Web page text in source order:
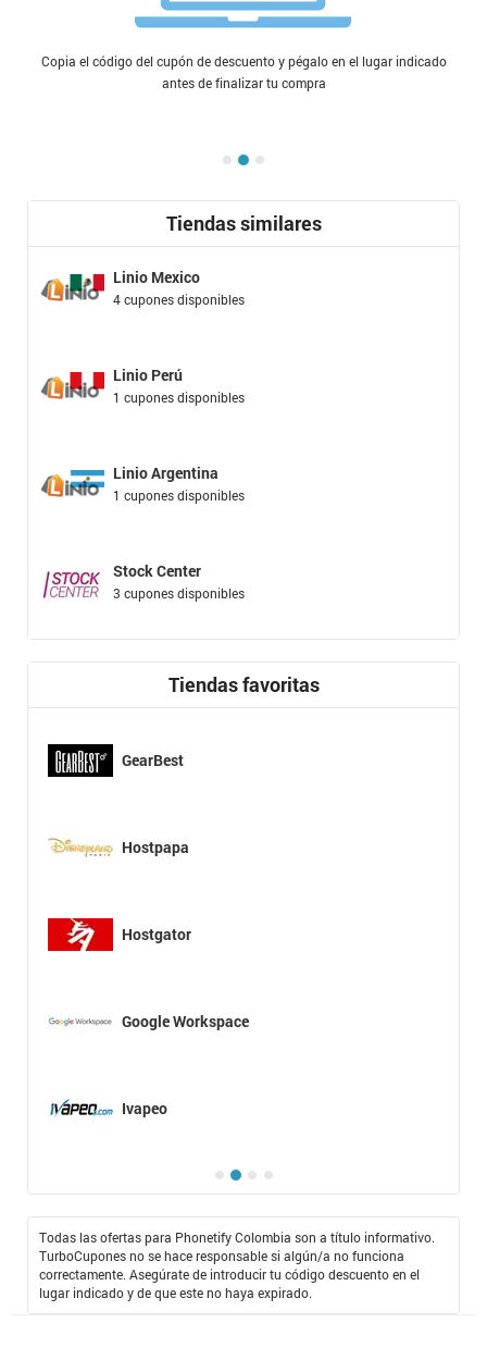
Copia el código del cupón de descuento y pégalo en el lugar indicado
antes de finalizar tu compra
Tiendas similares
Linio Mexico
4 cupones disponibles
Linio Perú
1 cupones disponibles
Linio Argentina
1 cupones disponibles
Stock Center
3 cupones disponibles
Tiendas favoritas
GearBest
Hostpapa
Hostgator
Google Workspace
Ivapeo
Todas las ofertas para Phonetify Colombia son a título informativo.
TurboCupones no se hace responsable si algún/a no funciona
correctamente. Asegúrate de introducir tu código descuento en el
lugar indicado y de que este no haya expirado.